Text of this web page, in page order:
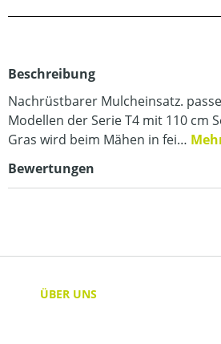
Beschreibung
Nachrüstbarer Mulcheinsatz.
Modellen der Serie T4 mit 110 cm
Gras wird beim Mähen in fei…
Bewertungen
ÜBER UNS